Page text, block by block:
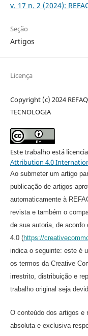
v. 17 n. 2 (2024):
Seção
Artigos
Licença
Copyright (c) 2024
TECNOLOGIA
Este trabalho está
Attribution 4.0
Ao submeter um artigo
publicação de artigos
automaticamente à
revista e também o
de sua autoria, de
4.0 (https://
indica o seguinte: este é
os termos da Creative
irrestrito, distribuição e
trabalho original seja
O conteúdo dos artigos e
absoluta e exclusiva